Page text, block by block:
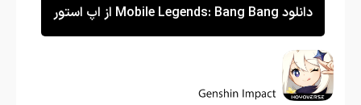
دانلود Mobile Legends: Bang Bang از اپ استور